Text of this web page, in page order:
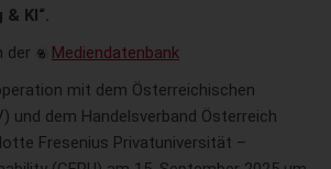
KI“.
der
Mediendatenbank
mit dem Österreichischen
und dem Handelsverband Österreich
Fresenius Privatuniversität –